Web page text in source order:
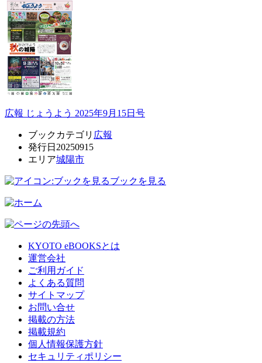
広報 じょうよう 2025年9月15日号
ブックカテゴリ 広報
発行日 20250915
エリア城陽市
ブックを見る
KYOTO eBOOKSとは
運営会社
ご利用ガイド
よくある質問
サイトマップ
お問い合せ
掲載の方法
掲載規約
個人情報保護方針
セキュリティポリシー